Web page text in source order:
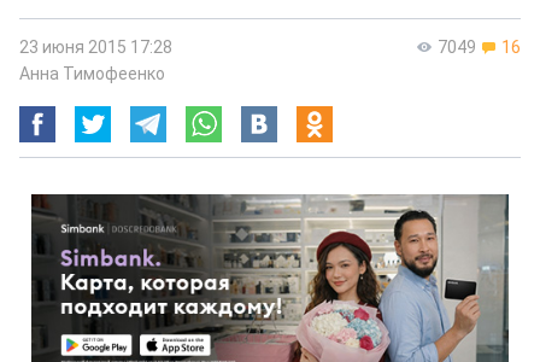
7049 16
23 июня 2015 17:28
Анна Тимофеенко